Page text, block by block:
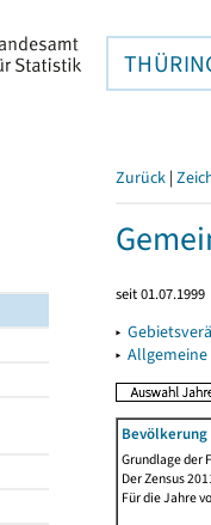
Zurück |
seit 01.07.1999
▸
▸
Grundlage der
Der Zensus
Für die Jahre